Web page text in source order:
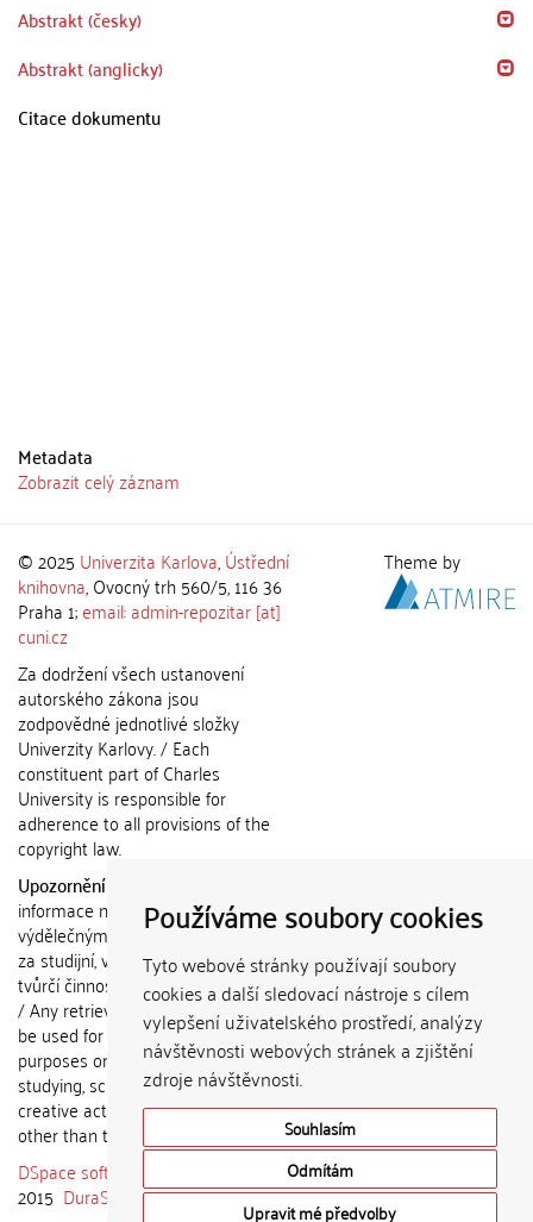
Používáme soubory cookies
Tyto webové stránky používají soubory
cookies a další sledovací nástroje s cílem
vylepšení uživatelského prostředí, analýzy
návštěvnosti webových stránek a zjištění
zdroje návštěvnosti.
Souhlasím
Odmítám
Upravit mé předvolby
Abstrakt (česky)
Abstrakt (anglicky)
Citace dokumentu
Metadata
Zobrazit celý záznam
© 2025 Univerzita Karlova,Ústřední
knihovna, Ovocný trh 560/5, 116 36
Praha 1;email: admin-repozitar [at]
cuni.cz
Za dodržení všech ustanovení
autorského zákona jsou
zodpovědné jednotlivé složky
Univerzity Karlovy. / Each
constituent part of Charles
University is responsible for
adherence to all provisions of the
copyright law.
Upozornění / Notice:
informace nemohou být použity k
výdělečným účelům nebo vydávány
za studijní, vědeckou nebo jinou
tvůrčí činnost jiné osoby než autora.
/ Any retrieved information shall not
be used for any commercial
purposes or claimed as results of
studying, scientific or any other
creative activities of any person
other than the author.
DSpace software
copyright © 2002-
2015 DuraSpace
Theme by